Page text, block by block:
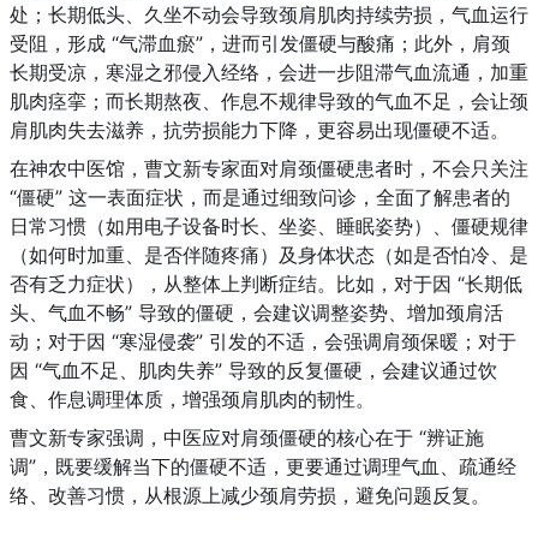
处；长期低头、久坐不动会导致颈肩肌肉持续劳损，气血运行
受阻，形成 “气滞血瘀”，进而引发僵硬与酸痛；此外，肩颈
长期受凉，寒湿之邪侵入经络，会进一步阻滞气血流通，加重
肌肉痉挛；而长期熬夜、作息不规律导致的气血不足，会让颈
肩肌肉失去滋养，抗劳损能力下降，更容易出现僵硬不适。
在神农中医馆，曹文新专家面对肩颈僵硬患者时，不会只关注
“僵硬” 这一表面症状，而是通过细致问诊，全面了解患者的
日常习惯（如用电子设备时长、坐姿、睡眠姿势）、僵硬规律
（如何时加重、是否伴随疼痛）及身体状态（如是否怕冷、是
否有乏力症状），从整体上判断症结。比如，对于因 “长期低
头、气血不畅” 导致的僵硬，会建议调整姿势、增加颈肩活
动；对于因 “寒湿侵袭” 引发的不适，会强调肩颈保暖；对于
因 “气血不足、肌肉失养” 导致的反复僵硬，会建议通过饮
食、作息调理体质，增强颈肩肌肉的韧性。
曹文新专家强调，中医应对肩颈僵硬的核心在于 “辨证施
调”，既要缓解当下的僵硬不适，更要通过调理气血、疏通经
络、改善习惯，从根源上减少颈肩劳损，避免问题反复。